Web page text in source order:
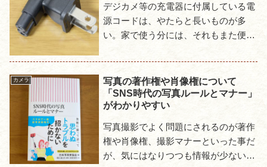
デジカメ等の充電器に付属している電
源コードは、やたらと長いものが多
い。家で使う分には、それもまた便利
少しでも荷物を減らしたい旅に持って
いくとなると話は別だ。長いコード...
カメラ
写真の著作権や肖像権について
「SNS時代の写真ルールとマナー」
がわかりやすい
写真撮影でよく問題にされるのが著作
権や肖像権、撮影マナーといった事だ
が、気にはなりつつも情報が少ないと